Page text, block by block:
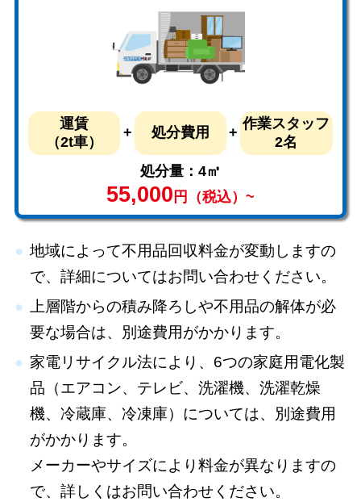
運賃
（2t車）
処分費用
作業スタッフ
2名
処分量：4㎥
55,000 円（税込）~
地域によって不用品回収料金が変動しますの
で、詳細についてはお問い合わせください。
上層階からの積み降ろしや不用品の解体が必
要な場合は、別途費用がかかります。
家電リサイクル法により、6つの家庭用電化製
品（エアコン、テレビ、洗濯機、洗濯乾燥
機、冷蔵庫、冷凍庫）については、別途費用
がかかります。
メーカーやサイズにより料金が異なりますの
で、詳しくはお問い合わせください。